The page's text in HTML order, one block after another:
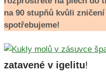
na 90 stupňů kvůli
spotřebujeme!
zatavené v igelitu!